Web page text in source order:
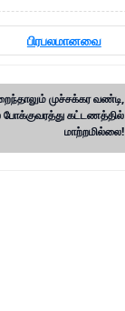
பிரபலமானவை
முச்சக்கர வண்டி,
போக்குவரத்து கட்டணத்தில்
மாற்றமில்லை!